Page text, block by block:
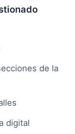
de la
digital